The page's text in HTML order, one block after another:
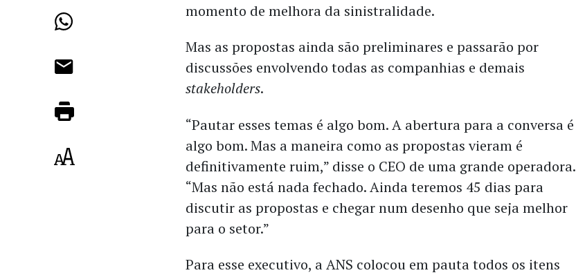
momento de melhora da sinistralidade.
Mas as propostas ainda são preliminares e passarão por
discussões envolvendo todas as companhias e demais
stakeholders.
“Pautar esses temas é algo bom. A abertura para a conversa é
algo bom. Mas a maneira como as propostas vieram é
definitivamente ruim,” disse o CEO de uma grande operadora.
“Mas não está nada fechado. Ainda teremos 45 dias para
discutir as propostas e chegar num desenho que seja melhor
para o setor.”
Para esse executivo, a ANS colocou em pauta todos os itens